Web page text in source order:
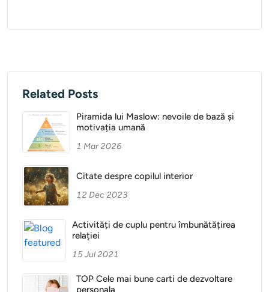
Related Posts
Piramida lui Maslow: nevoile de bază și
motivația umană
1 Mar 2026
Citate despre copilul interior
12 Dec 2023
Activități de cuplu pentru îmbunătățirea
relației
15 Jul 2021
TOP Cele mai bune carti de dezvoltare
personala